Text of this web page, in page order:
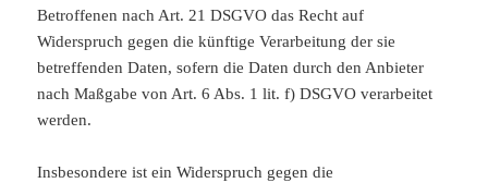
Betroffenen nach Art. 21 DSGVO das Recht auf
Widerspruch gegen die künftige Verarbeitung der sie
betreffenden Daten, sofern die Daten durch den Anbieter
nach Maßgabe von Art. 6 Abs. 1 lit. f) DSGVO verarbeitet
werden.
Insbesondere ist ein Widerspruch gegen die